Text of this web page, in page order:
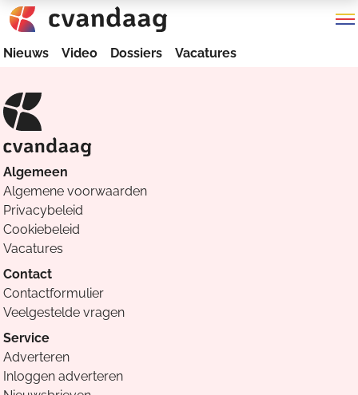
Nieuws Video Dossiers Vacatures
Algemeen
Algemene voorwaarden
Privacybeleid
Cookiebeleid
Vacatures
Contact
Contactformulier
Veelgestelde vragen
Service
Adverteren
Inloggen adverteren